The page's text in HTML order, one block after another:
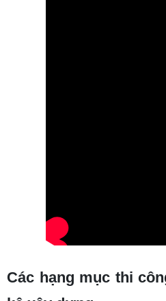
Các hạng mục thi